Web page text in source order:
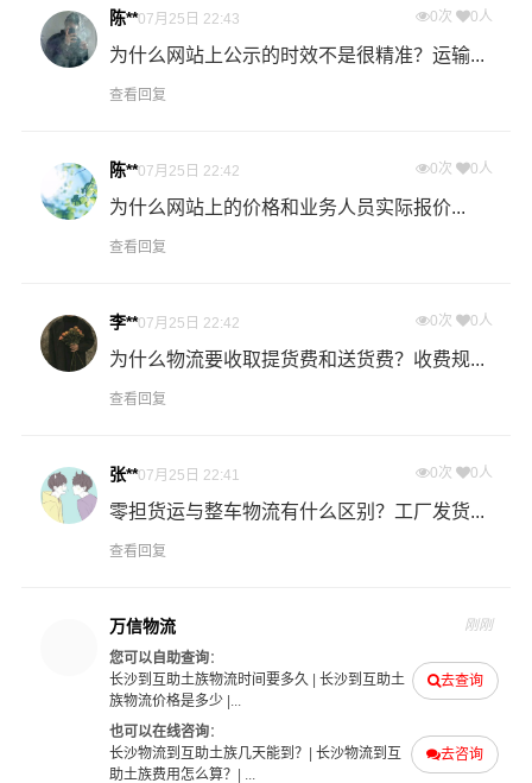
货，根据货物性质确定单价。
什么是提货费用（也称接货费、取货费、上门提货费）？
的环节，要确认件数、重量、体积、包装、收货信息等物
流基本信息。
流集散地运送到指定的收货地点，期间产生的费用称为送
货费。
于为客户提供优质高效的长沙到互助土族的专线物流运输
服务。长沙到互助土族货运专线是港邦的优质品牌服务，
我们一直多年的在为各行各业提供我们的物流服务，也得
物流公司
也提供从长沙发物流到互助土族的运输
服务，您也可以多多咨询，找到合适您的物流服务商。
长沙物流 #互助土族物流
陈**07月25日 22:43 0次 0人
为什么网站上公示的时效不是很精准？运输...
查看回复
陈**07月25日 22:42 0次 0人
为什么网站上的价格和业务人员实际报价...
查看回复
李**07月25日 22:42 0次 0人
为什么物流要收取提货费和送货费？收费规...
查看回复
张**07月25日 22:41 0次 0人
零担货运与整车物流有什么区别？工厂发货...
查看回复
万信物流 刚刚
去查询
您可以自助查询：
长沙到互助土族物流时间要多久
长沙到互助土
族物流价格是多少|...
去咨询
也可以在线咨询：
长沙物流到互助土族几天能到？
长沙物流到互
助土族费用怎么算？
| ...